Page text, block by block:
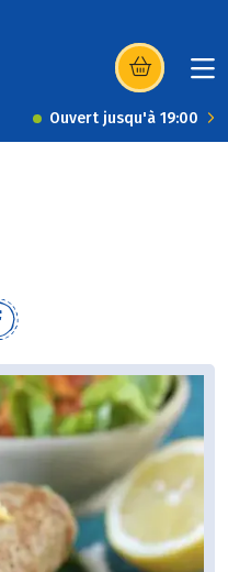
(s’ouvre dans
Ouvert jusqu'à 19:00